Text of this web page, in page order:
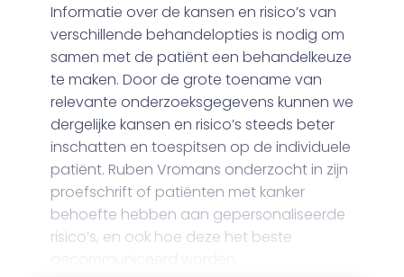
Informatie over de kansen en risico’s van
verschillende behandelopties is nodig om
samen met de patiënt een behandelkeuze
te maken. Door de grote toename van
relevante onderzoeksgegevens kunnen we
dergelijke kansen en risico’s steeds beter
inschatten en toespitsen op de individuele
patiënt. Ruben Vromans onderzocht in zijn
proefschrift of patiënten met kanker
behoefte hebben aan gepersonaliseerde
risico’s, en ook hoe deze het beste